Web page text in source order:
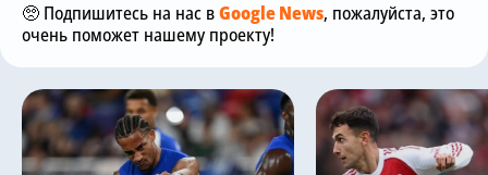
🥺 Подпишитесь на нас вGoogle News, пожалуйста, это
очень поможет нашему проекту!